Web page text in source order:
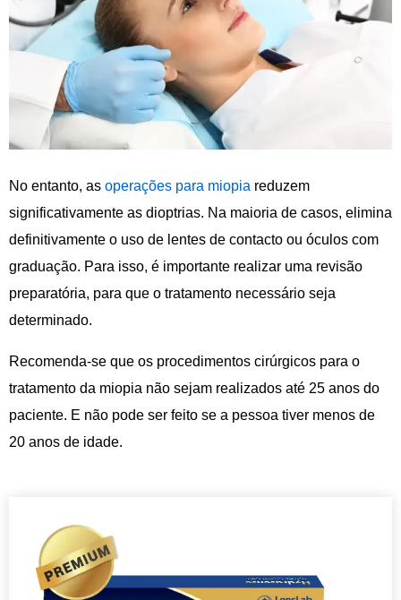
No entanto, as operações para miopia reduzem
significativamente as dioptrias. Na maioria de casos, elimina
definitivamente o uso de lentes de contacto ou óculos com
graduação. Para isso, é importante realizar uma revisão
preparatória, para que o tratamento necessário seja
determinado.
Recomenda-se que os procedimentos cirúrgicos para o
tratamento da miopia não sejam realizados até 25 anos do
paciente. E não pode ser feito se a pessoa tiver menos de
20 anos de idade.